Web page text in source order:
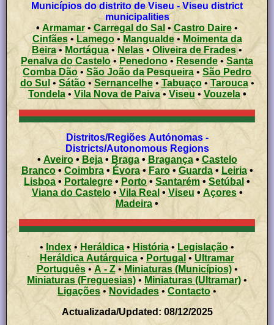
Municípios do distrito de Viseu - Viseu district
municipalities
• Armamar • Carregal do Sal • Castro Daire •
Cinfães•Lamego• Mangualde• Moimenta da
Beira• Mortágua• Nelas• Oliveira de Frades•
Penalva do Castelo • Penedono • Resende • Santa
Comba Dão • São João da Pesqueira • São Pedro
do Sul • Sátão•Sernancelhe• Tabuaço• Tarouca•
Tondela•Vila Nova de Paiva• Viseu• Vouzela •
Distritos/Regiões Autónomas -
Districts/Autonomous Regions
• Aveiro• Beja• Braga• Bragança• Castelo
Branco•Coimbra• Évora• Faro• Guarda•Leiria•
Lisboa • Portalegre • Porto• Santarém • Setúbal •
Viana do Castelo• Vila Real • Viseu • Açores •
Madeira •
• Index • Heráldica • História • Legislação •
Heráldica Autárquica • Portugal • Ultramar
Português• A - Z• Miniaturas (Municípios)•
Miniaturas (Freguesias) • Miniaturas (Ultramar)•
Ligações •Novidades • Contacto•
Actualizada/Updated: 08/12/2025